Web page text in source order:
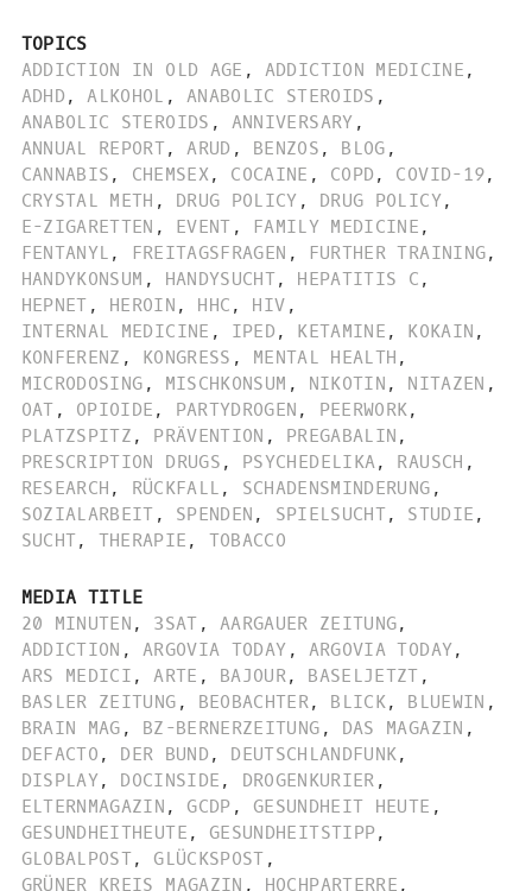
TOPICS
ADDICTION IN OLD AGE , ADDICTION MEDICINE ,
ADHD , ALKOHOL , ANABOLIC STEROIDS ,
ANABOLIC STEROIDS , ANNIVERSARY ,
ANNUAL REPORT, ARUD , BENZOS , BLOG ,
CANNABIS , CHEMSEX , COCAINE , COPD , COVID-19,
CRYSTAL METH , DRUG POLICY , DRUG POLICY,
E-ZIGARETTEN , EVENT , FAMILY MEDICINE ,
FENTANYL , FREITAGSFRAGEN , FURTHER TRAINING,
HANDYKONSUM , HANDYSUCHT, HEPATITIS C ,
HEPNET , HEROIN , HHC , HIV ,
INTERNAL MEDICINE , IPED , KETAMINE , KOKAIN ,
KONFERENZ , KONGRESS , MENTAL HEALTH ,
MICRODOSING , MISCHKONSUM , NIKOTIN , NITAZEN ,
OAT , OPIOIDE , PARTYDROGEN , PEERWORK,
PLATZSPITZ , PRÄVENTION , PREGABALIN ,
PRESCRIPTION DRUGS , PSYCHEDELIKA, RAUSCH ,
RESEARCH , RÜCKFALL , SCHADENSMINDERUNG ,
SOZIALARBEIT , SPENDEN , SPIELSUCHT, STUDIE ,
SUCHT, THERAPIE , TOBACCO
MEDIA TITLE
20 MINUTEN , 3SAT , AARGAUER ZEITUNG,
ADDICTION , ARGOVIA TODAY , ARGOVIA TODAY,
ARS MEDICI , ARTE , BAJOUR, BASELJETZT ,
BASLER ZEITUNG , BEOBACHTER, BLICK, BLUEWIN ,
BRAIN MAG , BZ-BERNERZEITUNG , DAS MAGAZIN ,
DEFACTO , DER BUND , DEUTSCHLANDFUNK,
DISPLAY, DOCINSIDE , DROGENKURIER ,
ELTERNMAGAZIN , GCDP , GESUNDHEIT HEUTE ,
GESUNDHEITHEUTE , GESUNDHEITSTIPP,
GLOBALPOST, GLÜCKSPOST ,
GRÜNER KREIS MAGAZIN , HOCHPARTERRE ,